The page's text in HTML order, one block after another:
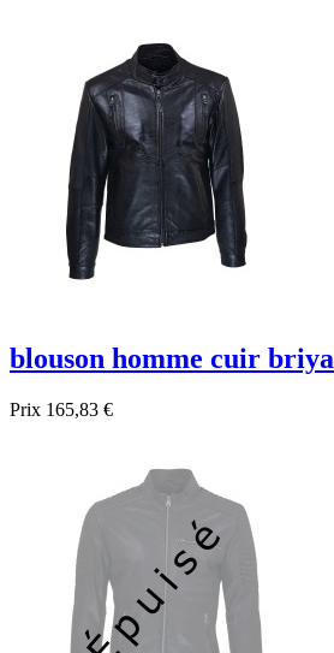
blouson homme cuir briya
Prix 165,83 €